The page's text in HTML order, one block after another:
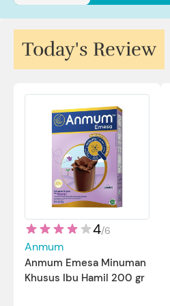
Today's Review
4/6
Anmum
Anmum Emesa Minuman
Khusus Ibu Hamil 200 gr